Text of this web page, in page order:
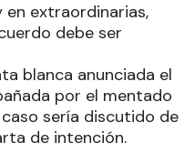
extraordinarias,
debe ser
blanca anunciada el
por el mentado
sería discutido de
de intención.